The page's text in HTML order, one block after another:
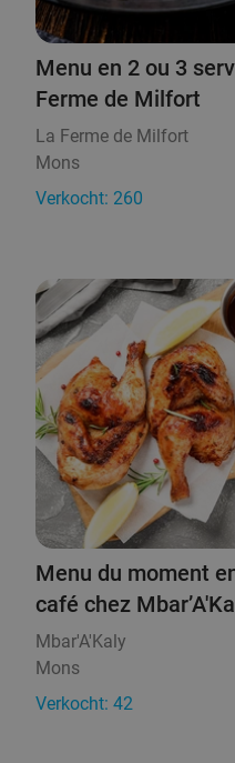
Menu en 2 ou 3
Ferme de Milfort
La Ferme de Milfort
Mons
Verkocht: 260
Menu du moment
café chez
Mbar'A'Kaly
Mons
Verkocht: 42